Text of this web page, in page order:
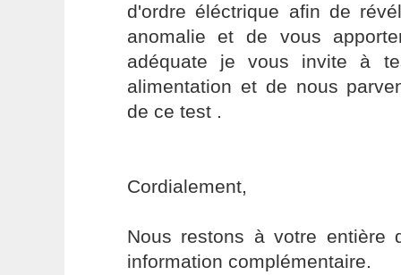
d'ordre éléctrique afin de
anomalie et de vous
adéquate je vous invite à
alimentation et de nous
de ce test .
Cordialement,
Nous restons à votre entière
information complémentaire.